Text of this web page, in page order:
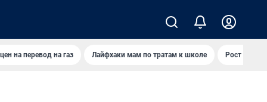
на перевод на газ Лайфхаки мам по тратам к школе Рост цен на